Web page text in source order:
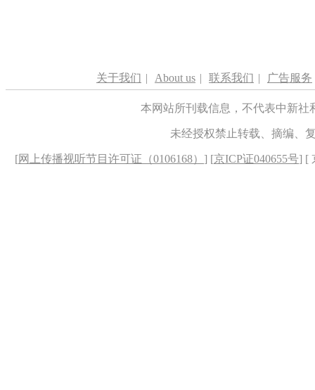
关于我们 | About us | 联系我们 | 广告服务
本网站所刊载信息，不代表中新
未经授权禁止转载、摘编、
[网上传播视听节目许可证（0106168） ] [京ICP证040655号] [